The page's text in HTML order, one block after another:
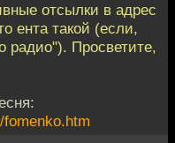
отсылки в адрес
ента такой (если,
радио"). Просветите,